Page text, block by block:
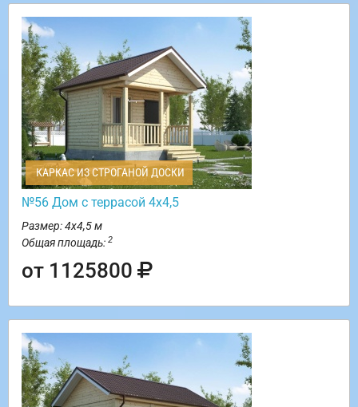
КАРКАС ИЗ СТРОГАНОЙ ДОСКИ
№56 Дом с террасой 4х4,5
Размер: 4х4,5 м
Общая площадь: 2
от 1125800